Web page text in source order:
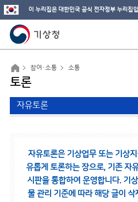
이 누리집은 대한민국 공식 전자정부 누리집
참여·소통 소통
토론
자유토론
자유토론은 기상업무 또는 기상
유롭게 토론하는 장으로, 기존 자
시판을 통합하여 운영합니다. 기
물 관리 기준에 따라 해당 글이 삭